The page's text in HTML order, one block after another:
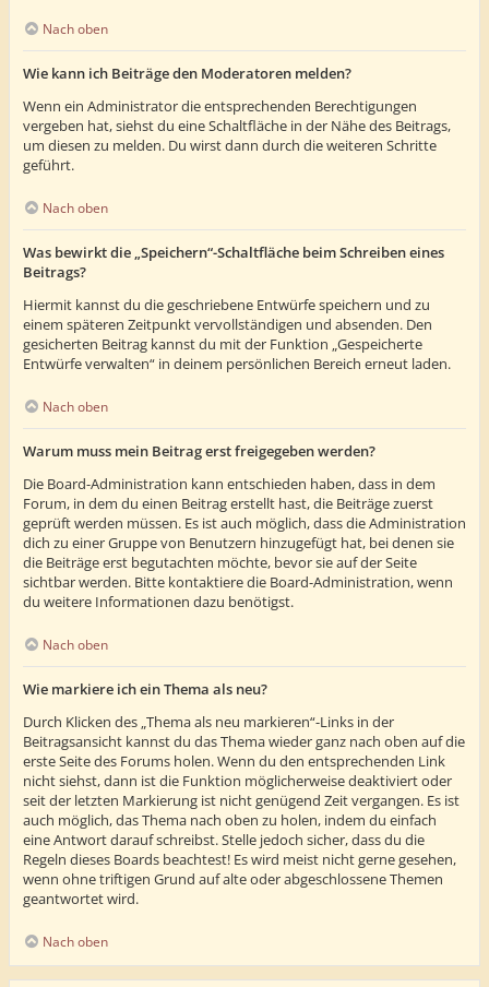
Nach oben
Wie kann ich Beiträge den Moderatoren melden?
Wenn ein Administrator die entsprechenden Berechtigungen
vergeben hat, siehst du eine Schaltfläche in der Nähe des Beitrags,
um diesen zu melden. Du wirst dann durch die weiteren Schritte
geführt.
Nach oben
Was bewirkt die „Speichern“-Schaltfläche beim Schreiben eines
Beitrags?
Hiermit kannst du die geschriebene Entwürfe speichern und zu
einem späteren Zeitpunkt vervollständigen und absenden. Den
gesicherten Beitrag kannst du mit der Funktion „Gespeicherte
Entwürfe verwalten“ in deinem persönlichen Bereich erneut laden.
Nach oben
Warum muss mein Beitrag erst freigegeben werden?
Die Board-Administration kann entschieden haben, dass in dem
Forum, in dem du einen Beitrag erstellt hast, die Beiträge zuerst
geprüft werden müssen. Es ist auch möglich, dass die Administration
dich zu einer Gruppe von Benutzern hinzugefügt hat, bei denen sie
die Beiträge erst begutachten möchte, bevor sie auf der Seite
sichtbar werden. Bitte kontaktiere die Board-Administration, wenn
du weitere Informationen dazu benötigst.
Nach oben
Wie markiere ich ein Thema als neu?
Durch Klicken des „Thema als neu markieren“-Links in der
Beitragsansicht kannst du das Thema wieder ganz nach oben auf die
erste Seite des Forums holen. Wenn du den entsprechenden Link
nicht siehst, dann ist die Funktion möglicherweise deaktiviert oder
seit der letzten Markierung ist nicht genügend Zeit vergangen. Es ist
auch möglich, das Thema nach oben zu holen, indem du einfach
eine Antwort darauf schreibst. Stelle jedoch sicher, dass du die
Regeln dieses Boards beachtest! Es wird meist nicht gerne gesehen,
wenn ohne triftigen Grund auf alte oder abgeschlossene Themen
geantwortet wird.
Nach oben